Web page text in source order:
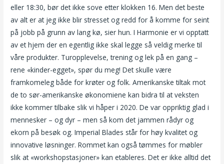
eller 18:30, bør det ikke sove etter klokken 16. Men det beste
av alt er at jeg ikke blir stresset og redd for å komme for seint
på jobb på grunn av lang kø, sier hun. I Harmonie er vi opptatt
av et hjem der en egentlig ikke skal legge så veldig merke til
våre produkter. Turopplevelse, trening og lek på en gang –
rene «kinder-egget», spør du meg! Det skulle være
framkomeleg både for krøter og folk. Amerikanske tiltak mot
de to sør-amerikanske økonomiene kan bidra til at veksten
ikke kommer tilbake slik vi håper i 2020. De var oppriktig glad i
mennesker – og dyr – men så kom det jammen rådyr og
ekorn på besøk og. Imperial Blades står for høy kvalitet og
innovative løsninger. Rommet kan også tømmes for møbler
slik at «workshopstasjoner» kan etableres. Det er ikke alltid det